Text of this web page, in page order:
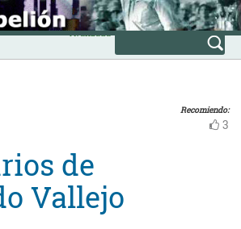
Avanzada
Recomiendo:
3
de
Vallejo